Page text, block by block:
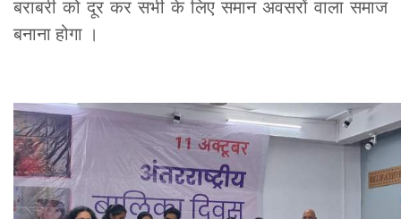
बराबरी को दूर कर सभी के लिए समान अवसरों वाला समाज
बनाना होगा ।